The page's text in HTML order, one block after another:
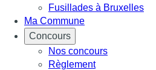
Fusillades à Bruxelles
Ma Commune
Concours
Nos concours
Règlement